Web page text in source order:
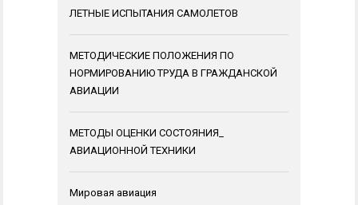
ЛЕТНЫЕ ИСПЫТАНИЯ САМОЛЕТОВ
МЕТОДИЧЕСКИЕ ПОЛОЖЕНИЯ ПО
НОРМИРОВАНИЮ ТРУДА В ГРАЖДАНСКОЙ
АВИАЦИИ
МЕТОДЫ ОЦЕНКИ СОСТОЯНИЯ_
АВИАЦИОННОЙ ТЕХНИКИ
Мировая авиация